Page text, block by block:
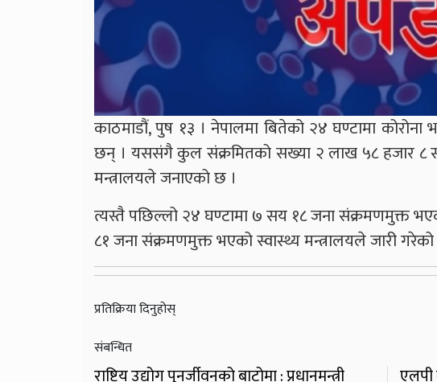
काठमाडौं, पुष १३ । नेपालमा बितेको २४ घण्टामा
छन् । यससंगै कुल संक्रमितको सख्या २ लाख ५८ हजार
मन्त्रालयले जनाएको छ ।
त्यस्तै पछिल्लो २४ घण्टामा ७ सय १८ जना संक्रमणमुक्त
८१ जना संक्रमणमुक्त भएको स्वास्थ्य मन्त्रालयले जारी
प्रतिक्रिया दिनुहोस्
संबन्धित
राष्ट्रिय उद्योग पुनर्जीवनको बाटोमा : प्रधानमन्त्री एलपी